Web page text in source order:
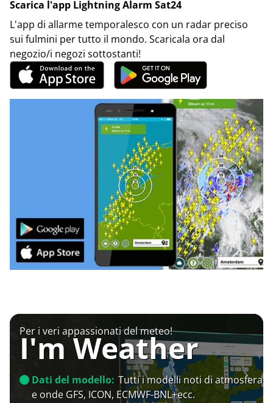
Scarica l'app Lightning Alarm Sat24
L'app di allarme temporalesco con un radar preciso
sui fulmini per tutto il mondo. Scaricala ora dal
negozio/i negozi sottostanti!
Per i veri appassionati del meteo!
I'm Weather
Dati del modello: Tutti i modelli noti di atmosfera
e onde GFS, ICON, ECMWF-BNL+ecc.